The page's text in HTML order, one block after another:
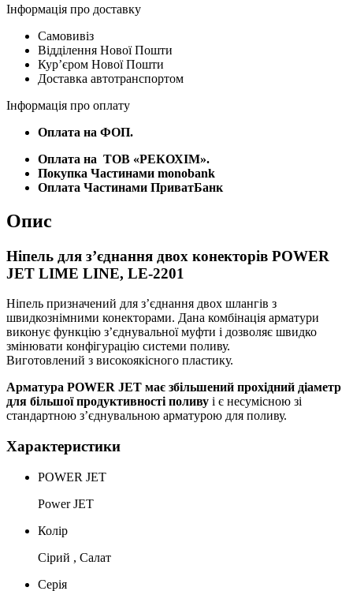
Інформація про доставку
Самовивіз
Відділення Нової Пошти
Курʼєром Нової Пошти
Доставка автотранспортом
Інформація про оплату
Оплата на ФОП.
Оплата на ТОВ «РЕКОХІМ».
Покупка Частинами monobank
Оплата Частинами ПриватБанк
Опис
Ніпель для з’єднання двох конекторів POWER
JET LIME LINE, LE-2201
Ніпель призначений для з’єднання двох шлангів з
швидкознімними конекторами. Дана комбінація арматури
виконує функцію з’єднувальної муфти і дозволяє швидко
змінювати конфігурацію системи поливу.
Виготовлений з високоякісного пластику.
Арматура POWER JET має збільшений прохідний діаметр
для більшої продуктивності поливу і є несумісною зі
стандартною з’єднувальною арматурою для поливу.
Характеристики
POWER JET
Power JET
Колір
Сірий , Салат
Серія